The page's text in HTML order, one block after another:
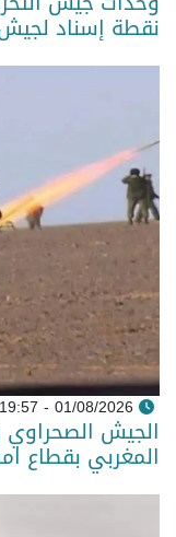
نقطة إسناد لجيش
01/08/2026 - 19:57
الجيش
المغربي بقطاع